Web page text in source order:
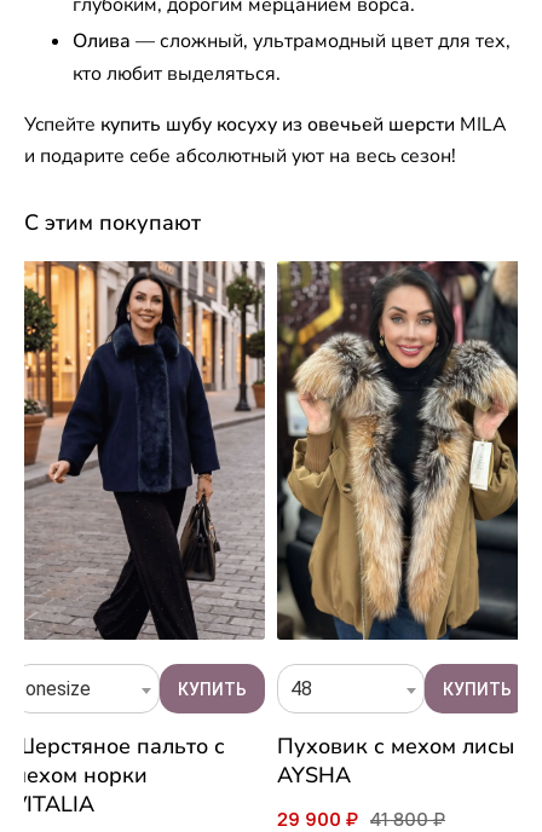
Олива — сложный, ультрамодный цвет для тех,
кто любит выделяться.
Успейте купить шубу косуху из овечьей шерсти MILA
и подарите себе абсолютный уют на весь сезон!
С этим покупают
onesize
Шерстяное пальто с
мехом норки
VITALIA
48
Пуховик с мехом лисы
AYSHA
29 900 ₽ 41 800 ₽